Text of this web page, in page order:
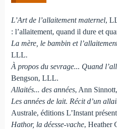
L’Art de l’allaitement maternel,
: l’allaitement, quand il dure et
La mère, le bambin et
LLL.
À propos du sevrage... Quand
Bengson, LLL.
Allaités... des années, Ann
Les années de lait. Récit d’un
Australe, éditions L’Instant
Hathor, la déesse-vache, Heather